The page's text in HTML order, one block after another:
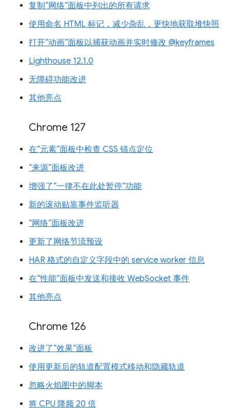
复制“网络”面板中列出的所有请求
使用命名 HTML 标记，减少杂乱，更快地获取堆快照
打开“动画”面板以捕获动画并实时修改 @keyframes
Lighthouse 12.1.0
无障碍功能改进
其他亮点
Chrome 127
在“元素”面板中检查 CSS 锚点定位
“来源”面板改进
增强了“一律不在此处暂停”功能
新的滚动贴靠事件监听器
“网络”面板改进
更新了网络节流预设
HAR 格式的自定义字段中的 service worker 信息
在“性能”面板中发送和接收 WebSocket 事件
其他亮点
Chrome 126
改进了“效果”面板
使用更新后的轨道配置模式移动和隐藏轨道
忽略火焰图中的脚本
将 CPU 降频 20 倍